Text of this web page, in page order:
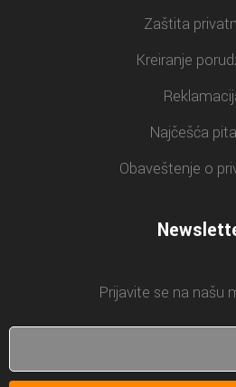
Zaštita
Kreiranje
Najčešća
Obaveštenje o
Prijavite se na našu